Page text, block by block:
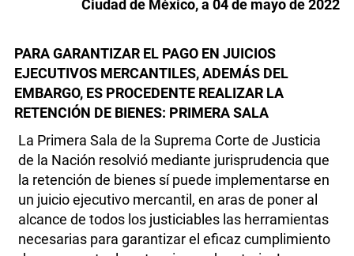
Ciudad de México, a 04 de mayo de 2022
PARA GARANTIZAR EL PAGO EN JUICIOS
EJECUTIVOS MERCANTILES, ADEMÁS DEL
EMBARGO, ES PROCEDENTE REALIZAR LA
RETENCIÓN DE BIENES: PRIMERA SALA
La Primera Sala de la Suprema Corte de Justicia
de la Nación resolvió mediante jurisprudencia que
la retención de bienes sí puede implementarse en
un juicio ejecutivo mercantil, en aras de poner al
alcance de todos los justiciables las herramientas
necesarias para garantizar el eficaz cumplimiento